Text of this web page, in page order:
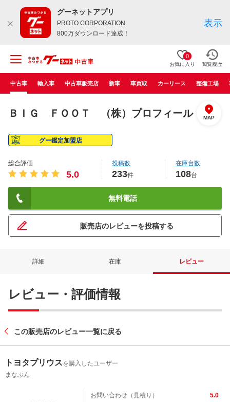
グーネットアプリ
PROTO CORPORATION
800万ダウンロード達成！
表示
0
お気に入り 閲覧履歴
中古車 輸入車 中古車販売店 新車 車買取 カーリース 整備工場
ＢＩＧ ＦＯＯＴ （株）プロフィール MAP
グー鑑定加盟店
総合評価
5.0
投稿数
233件
在庫台数
108台
無料電話
販売店のレビューを投稿する
詳細 在庫 レビュー
レビュー・評価情報
この販売店のレビュー一覧に戻る
トヨタプリウスを購入したユーザー
まなぶん
お問い合わせ（見積り）
5.0